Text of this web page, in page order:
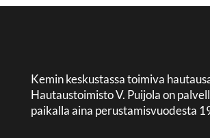
Kemin keskustassa toimiva
Hautaustoimisto V. Puijola on
paikalla aina perustamisvuodesta